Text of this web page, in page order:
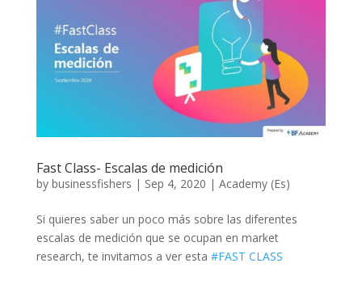
Fast Class- Escalas de medición
by businessfishers | Sep 4, 2020 | Academy (Es)
Si quieres saber un poco más sobre las diferentes
escalas de medición que se ocupan en market
research, te invitamos a ver esta #FAST CLASS